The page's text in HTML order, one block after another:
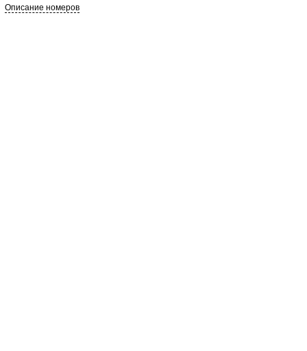
Описание номеров